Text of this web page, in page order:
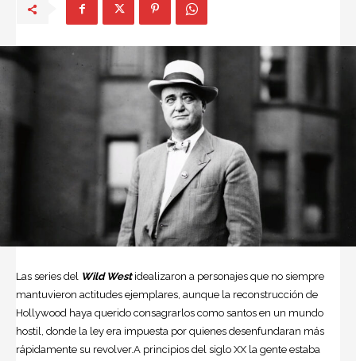
Las series del Wild Westidealizaron a personajes que no siempre
mantuvieron actitudes ejemplares, aunque la reconstrucción de
Hollywood haya querido consagrarlos como santos en un mundo
hostil, donde la ley era impuesta por quienes desenfundaran más
rápidamente su revolver.A principios del siglo XX la gente estaba